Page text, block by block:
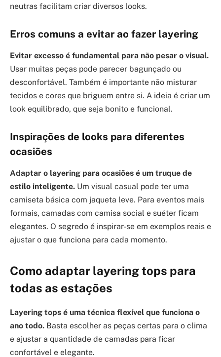
neutras facilitam criar diversos looks.
Erros comuns a evitar ao fazer layering
Evitar excesso é fundamental para não pesar o visual.
Usar muitas peças pode parecer bagunçado ou
desconfortável. Também é importante não misturar
tecidos e cores que briguem entre si. A ideia é criar um
look equilibrado, que seja bonito e funcional.
Inspirações de looks para diferentes
ocasiões
Adaptar o layering para ocasiões é um truque de
estilo inteligente. Um visual casual pode ter uma
camiseta básica com jaqueta leve. Para eventos mais
formais, camadas com camisa social e suéter ficam
elegantes. O segredo é inspirar-se em exemplos reais e
ajustar o que funciona para cada momento.
Como adaptar layering tops para
todas as estações
Layering tops é uma técnica flexível que funciona o
ano todo. Basta escolher as peças certas para o clima
e ajustar a quantidade de camadas para ficar
confortável e elegante.